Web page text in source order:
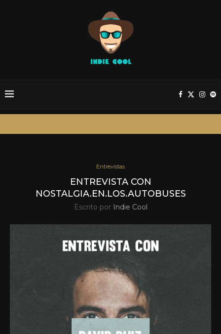
Entrevistas
ENTREVISTA CON
NOSTALGIA.EN.LOS.AUTOBUSES
Escrito por Indie Cool